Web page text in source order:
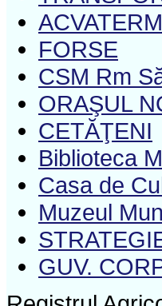
ACVATERM
FORSE
CSM Rm
ORAŞUL
CETĂŢENI
Biblioteca
Casa de
Muzeul
GUV.